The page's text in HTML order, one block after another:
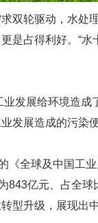
双轮驱动，水处
是占得利好。“
业发展给环境造
发展造成的污染
全球及中国工业
843亿元、占全
型升级，展现出